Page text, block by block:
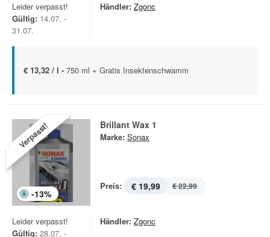
Leider verpasst!
Gültig: 14.07. -
31.07.
Händler: Zgonc
€ 13,32 / l - 750 ml + Gratis Insektenschwamm
Verpasst!
-13%
Brillant Wax 1
Marke: Sonax
Preis: € 19,99 € 22,99
Leider verpasst!
Gültig: 28.07. -
Händler: Zgonc